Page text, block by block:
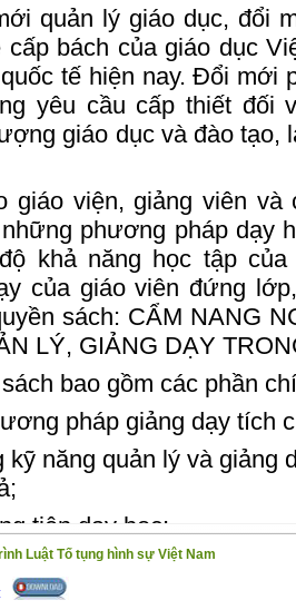
quản lý giáo dục, đổi
cấp bách của giáo dục
tế hiện nay. Đổi mới
yêu cầu cấp thiết đối
giáo dục và đào tạo,
giáo viện, giảng viên
phương pháp dạy
khả năng học tập
của giáo viên đứng
sách: CẨM NANG
LÝ, GIẢNG DẠY
bao gồm các phần
pháp giảng dạy tích
kỹ năng quản lý và giảng
tiện dạy học;
hoạch giảng dạy và
dạy học trẻ mầm
Luật Tố tụng hình sự Việt Nam